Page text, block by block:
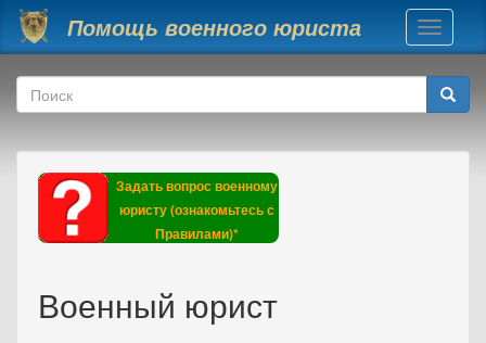
Перейти к основному содержанию
Помощь военного юриста
Toggle
Форма поиска
Поиск
Задать вопрос военному
юристу (ознакомьтесь с
Правилами)*
Военный юрист